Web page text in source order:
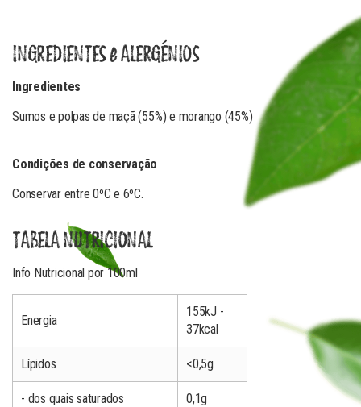
INGREDIENTES e ALERGÉNIOS
Ingredientes
Sumos e polpas de maçã (55%) e morango (45%)
Condições de conservação
Conservar entre 0ºC e 6ºC.
TABELA NUTRICIONAL
Info Nutricional por 100ml
Energia
155kJ -
37kcal
Lípidos <0,5g
- dos quais saturados 0,1g